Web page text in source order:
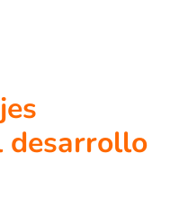
desarrollo